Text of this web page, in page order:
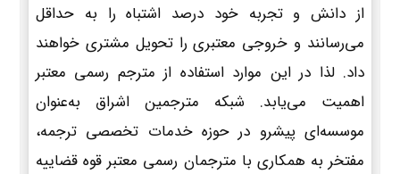
از دانش و تجربه خود درصد اشتباه را به حداقل
می‌رسانند و خروجی معتبری را تحویل مشتری خواهند
داد. لذا در این موارد استفاده از مترجم رسمی معتبر
اهمیت می‌یابد. شبکه مترجمین اشراق به‌عنوان
موسسه‌ای پیشرو در حوزه خدمات تخصصی ترجمه،
مفتخر به همکاری با مترجمان رسمی معتبر قوه قضاییه